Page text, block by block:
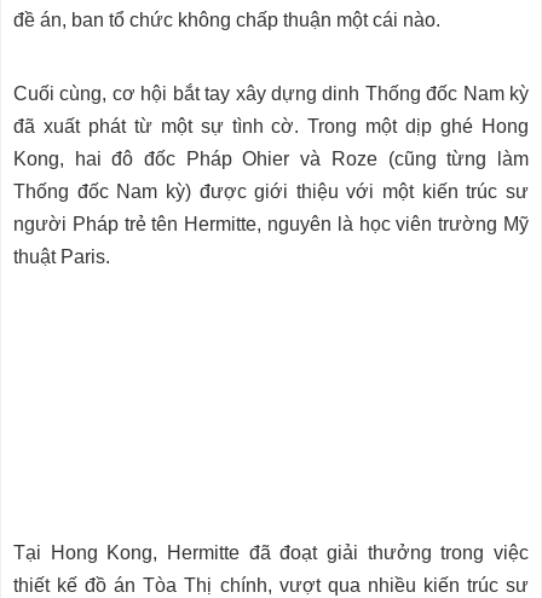
đề án, ban tổ chức không chấp thuận một cái nào.
Cuối cùng, cơ hội bắt tay xây dựng dinh Thống đốc Nam kỳ
đã xuất phát từ một sự tình cờ. Trong một dịp ghé Hong
Kong, hai đô đốc Pháp Ohier và Roze (cũng từng làm
Thống đốc Nam kỳ) được giới thiệu với một kiến trúc sư
người Pháp trẻ tên Hermitte, nguyên là học viên trường Mỹ
thuật Paris.
Tại Hong Kong, Hermitte đã đoạt giải thưởng trong việc
thiết kế đồ án Tòa Thị chính, vượt qua nhiều kiến trúc sư